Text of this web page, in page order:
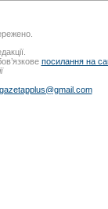
посилання на
gazetapplus@gmail.com